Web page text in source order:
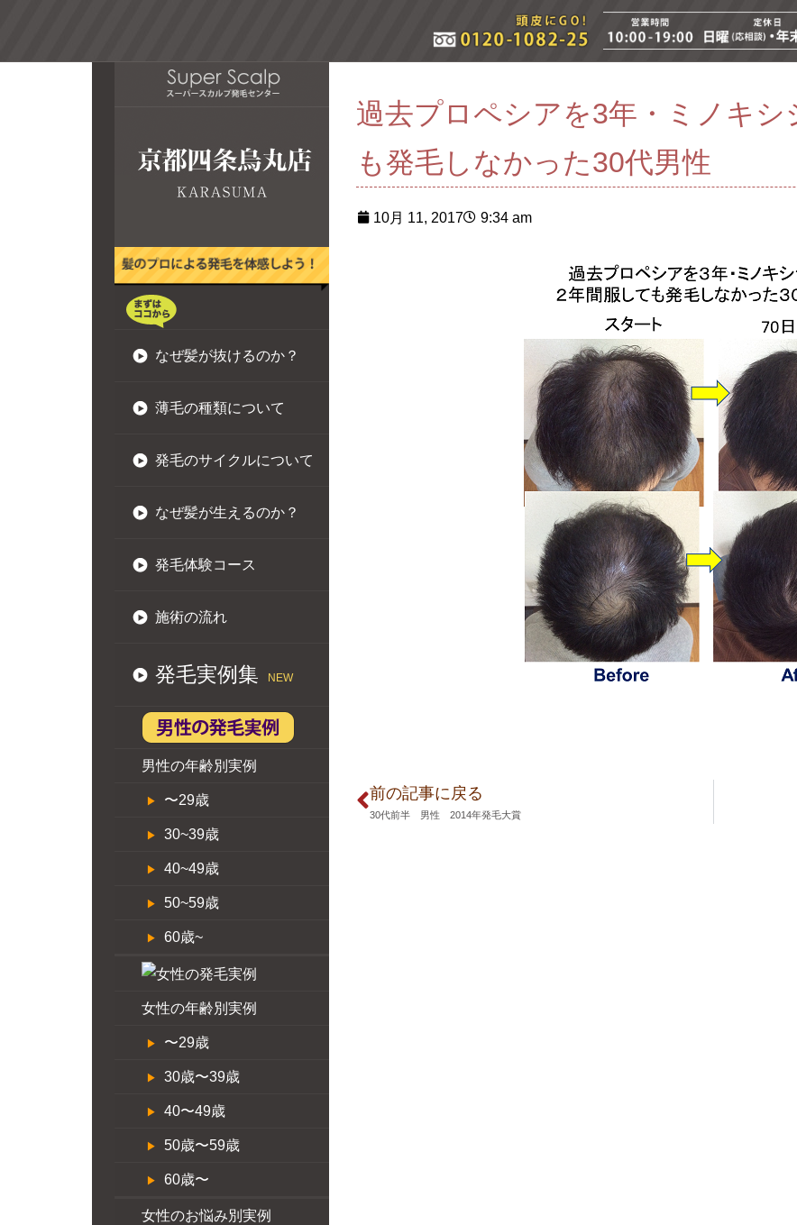
なぜ髪が抜けるのか？
薄毛の種類について
発毛のサイクルについて
なぜ髪が生えるのか？
発毛体験コース
施術の流れ
発毛実例集 NEW
男性の年齢別実例
〜29歳
30~39歳
40~49歳
50~59歳
60歳~
女性の年齢別実例
〜29歳
30歳〜39歳
40〜49歳
50歳〜59歳
60歳〜
女性のお悩み別実例
過去プロペシアを3年・ミノキシ
も発毛しなかった30代男性
10月 11, 2017 9:34 am
前の記事に戻る
30代前半 男性 2014年発毛大賞